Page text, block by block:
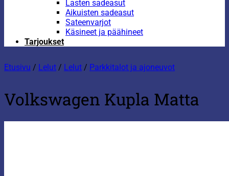
Lasten sadeasut
Aikuisten sadeasut
Sateenvarjot
Käsineet ja päähineet
Tarjoukset
Etusivu / Lelut / Lelut / Parkkitalot ja ajoneuvot
Volkswagen Kupla Matta